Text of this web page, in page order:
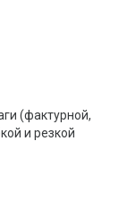
(фактурной,
и резкой